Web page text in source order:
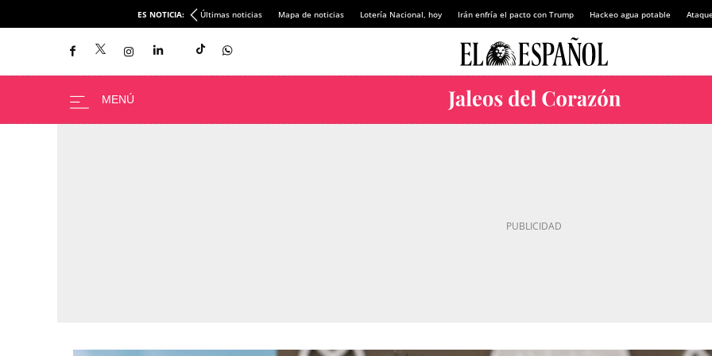
ES NOTICIA: Últimas noticias Mapa de noticias Lotería Nacional, hoy Irán enfría el pacto con Trump Hackeo agua potable